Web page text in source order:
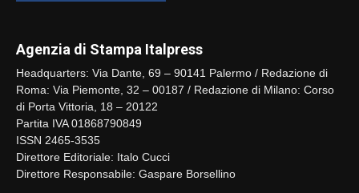
Agenzia di Stampa Italpress
Headquarters: Via Dante, 69 – 90141 Palermo / Redazione di
Roma: Via Piemonte, 32 – 00187 / Redazione di Milano: Corso
di Porta Vittoria, 18 – 20122
Partita IVA 01868790849
ISSN 2465-3535
Direttore Editoriale: Italo Cucci
Direttore Responsabile: Gaspare Borsellino